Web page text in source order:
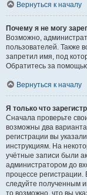
Вернуться к началу
Почему я не могу
Возможно,
пользователей. Также
запретил имя, под
Обратитесь за
Вернуться к началу
Я только что
Сначала проверьте
возможны два
регистрации вы
инструкциям. На
учётные записи были
администратором до
процессе
следуйте полученным
то возможно, что вы